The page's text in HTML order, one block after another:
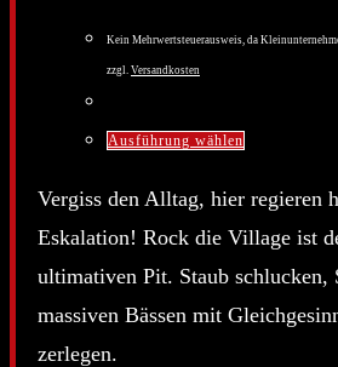
werden
Kein Mehrwertsteuerausweis, da
zzgl. Versandkosten
Ausführung wählenDieses
weist
mehrere
Varianten
auf.
Vergiss den Alltag, hier regieren
Eskalation! Rock die Village ist
ultimativen Pit. Staub schlucken,
massiven Bässen mit
zerlegen.